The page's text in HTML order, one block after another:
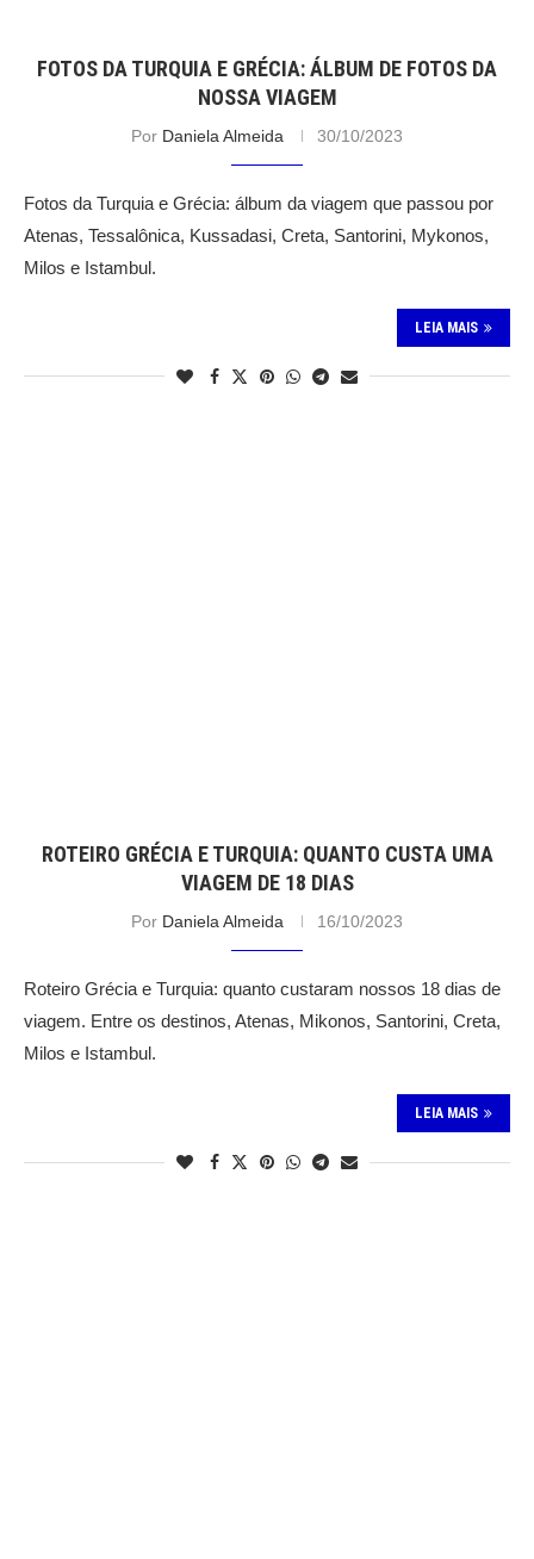
FOTOS DA TURQUIA E GRÉCIA: ÁLBUM DE FOTOS DA
NOSSA VIAGEM
Por Daniela Almeida 30/10/2023
Fotos da Turquia e Grécia: álbum da viagem que passou por
Atenas, Tessalônica, Kussadasi, Creta, Santorini, Mykonos,
Milos e Istambul.
LEIA MAIS
ROTEIRO GRÉCIA E TURQUIA: QUANTO CUSTA UMA
VIAGEM DE 18 DIAS
Por Daniela Almeida 16/10/2023
Roteiro Grécia e Turquia: quanto custaram nossos 18 dias de
viagem. Entre os destinos, Atenas, Mikonos, Santorini, Creta,
Milos e Istambul.
LEIA MAIS